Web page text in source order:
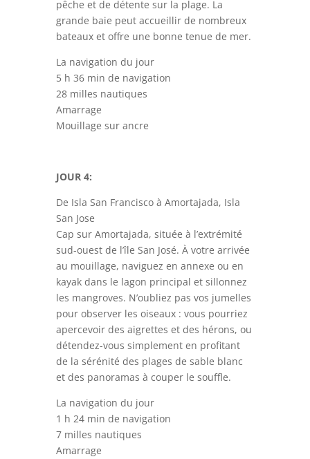
pêche et de détente sur la plage. La
grande baie peut accueillir de nombreux
bateaux et offre une bonne tenue de mer.
La navigation du jour
5 h 36 min de navigation
28 milles nautiques
Amarrage
Mouillage sur ancre
JOUR 4:
De Isla San Francisco à Amortajada, Isla
San Jose
Cap sur Amortajada, située à l’extrémité
sud-ouest de l’île San José. À votre arrivée
au mouillage, naviguez en annexe ou en
kayak dans le lagon principal et sillonnez
les mangroves. N’oubliez pas vos jumelles
pour observer les oiseaux : vous pourriez
apercevoir des aigrettes et des hérons, ou
détendez-vous simplement en profitant
de la sérénité des plages de sable blanc
et des panoramas à couper le souffle.
La navigation du jour
1 h 24 min de navigation
7 milles nautiques
Amarrage